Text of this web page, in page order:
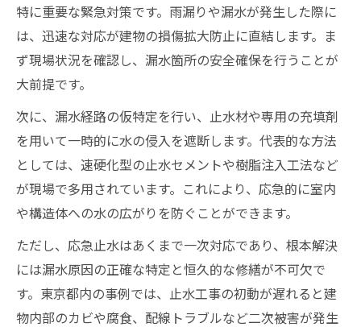
特に重要な緊急対策です。雨漏りや漏水が発生した際に
は、迅速な対応が建物の損傷拡大防止に直結します。ま
ず現場状況を確認し、漏水箇所の安全確保を行うことが
大前提です。
次に、漏水経路の仮特定を行い、止水材や専用の充填剤
を用いて一時的に水の侵入を遮断します。代表的な方法
としては、速硬化型の止水セメントや樹脂注入工法など
が現場で多用されています。これにより、応急的に室内
や構造体への水の広がりを防ぐことができます。
ただし、応急止水はあくまで一次対応であり、根本解決
には漏水原因の正確な特定と恒久的な修繕が不可欠で
す。東京都内の事例では、止水工事の初動が遅れると建
物内部のカビや腐食、配線トラブルなど二次被害が発生